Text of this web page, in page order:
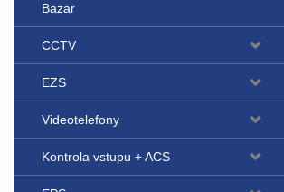
Bazar
CCTV
EZS
Videotelefony
Kontrola vstupu + ACS